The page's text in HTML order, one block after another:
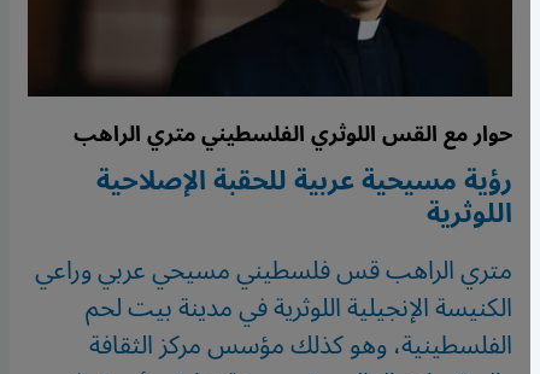
حوار مع القس اللوثري الفلسطيني متري الراهب
رؤية مسيحية عربية للحقبة الإصلاحية
اللوثرية
متري الراهب قس فلسطيني مسيحي عربي وراعي
الكنيسة الإنجيلية اللوثرية في مدينة بيت لحم
الفلسطينية، وهو كذلك مؤسس مركز الثقافة